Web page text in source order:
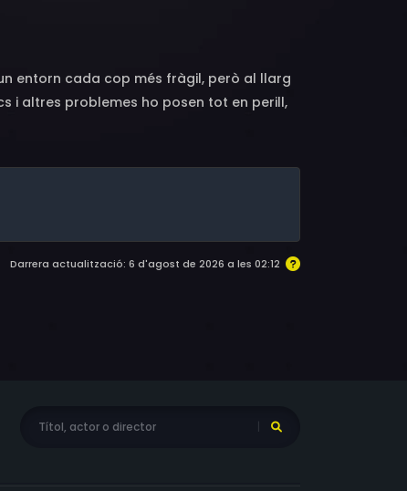
entorn cada cop més fràgil, però al llarg
i altres problemes ho posen tot en perill,
Darrera actualització: 6 d'agost de 2026 a les 02:12